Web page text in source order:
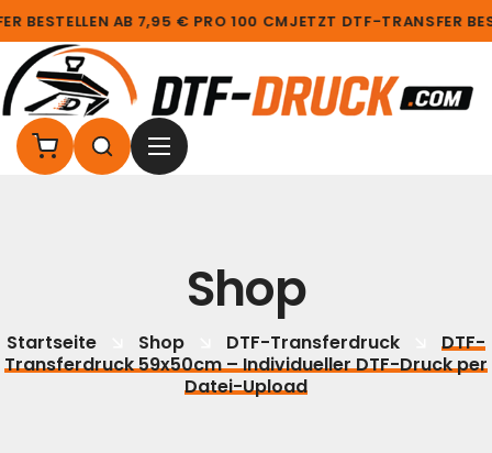
BESTELLEN AB 7,95 € PRO 100 CMJETZT DTF-TRANSFER
Shop
Startseite Shop DTF-Transferdruck
DTF-
Transferdruck 59x50cm – Individueller DTF-Druck per
Datei-Upload